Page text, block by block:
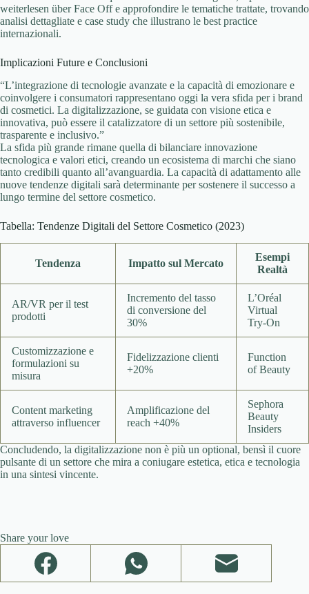
weiterlesen über Face Off e approfondire le tematiche trattate, trovando
analisi dettagliate e case study che illustrano le best practice
internazionali.
Implicazioni Future e Conclusioni
“L’integrazione di tecnologie avanzate e la capacità di emozionare e
coinvolgere i consumatori rappresentano oggi la vera sfida per i brand
di cosmetici. La digitalizzazione, se guidata con visione etica e
innovativa, può essere il catalizzatore di un settore più sostenibile,
trasparente e inclusivo.”
La sfida più grande rimane quella di bilanciare innovazione
tecnologica e valori etici, creando un ecosistema di marchi che siano
tanto credibili quanto all’avanguardia. La capacità di adattamento alle
nuove tendenze digitali sarà determinante per sostenere il successo a
lungo termine del settore cosmetico.
Tabella: Tendenze Digitali del Settore Cosmetico (2023)
Tendenza Impatto sul Mercato
Esempi
Realtà
AR/VR per il test
prodotti
Incremento del tasso
di conversione del
30%
L’Oréal
Virtual
Try-On
Customizzazione e
formulazioni su
misura
Fidelizzazione clienti
+20%
Function
of Beauty
Content marketing
attraverso influencer
Amplificazione del
reach +40%
Sephora
Beauty
Insiders
Concludendo, la digitalizzazione non è più un optional, bensì il cuore
pulsante di un settore che mira a coniugare estetica, etica e tecnologia
in una sintesi vincente.
Share your love